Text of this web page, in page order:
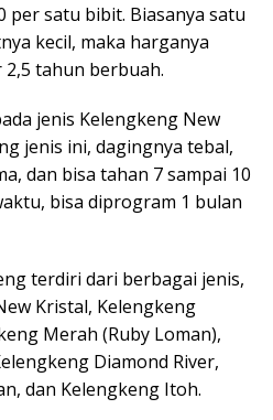
per satu bibit. Biasanya satu
kecil, maka harganya
tahun berbuah.
jenis Kelengkeng New
jenis ini, dagingnya tebal,
dan bisa tahan 7 sampai 10
bisa diprogram 1 bulan
terdiri dari berbagai jenis,
Kristal, Kelengkeng
Merah (Ruby Loman),
Diamond River,
dan Kelengkeng Itoh.